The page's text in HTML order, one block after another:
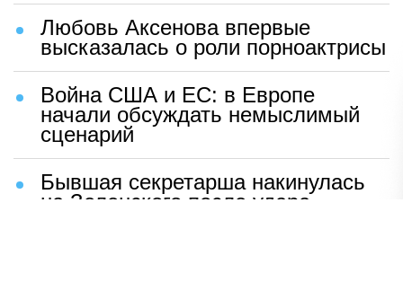
Любовь Аксенова впервые
высказалась о роли порноактрисы
Война США и ЕС: в Европе
начали обсуждать немыслимый
сценарий
Бывшая секретарша накинулась
на Зеленского после удара